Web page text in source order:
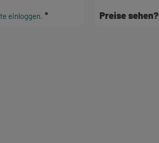
einloggen. Preise sehen?